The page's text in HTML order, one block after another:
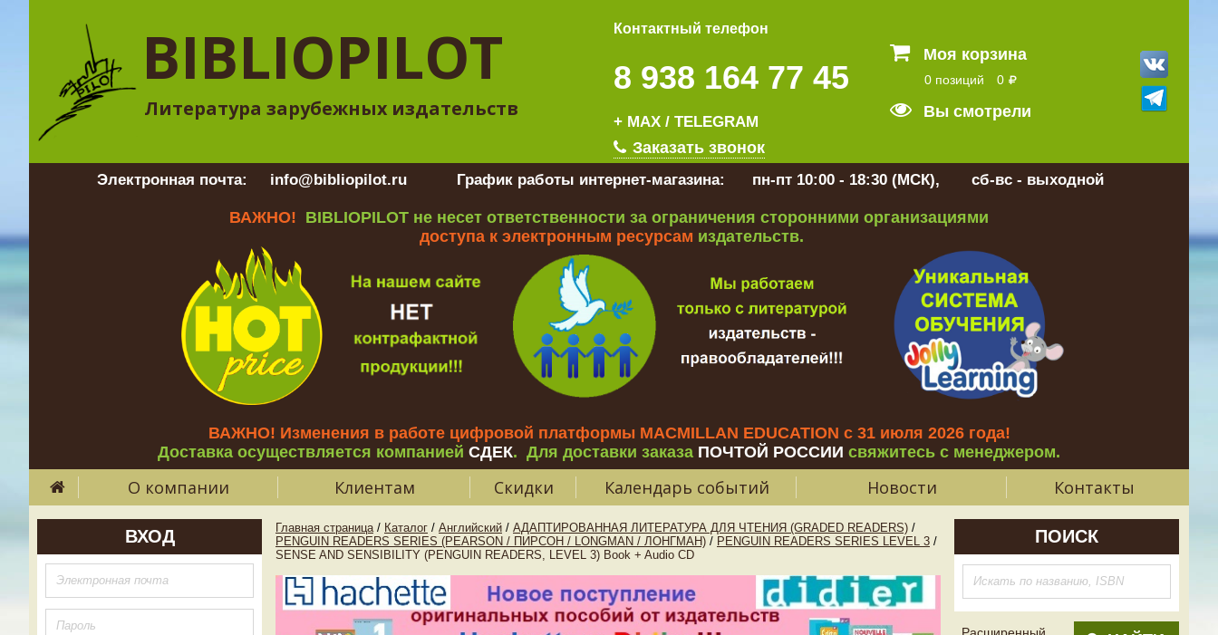
BIBLIOPILOT
Литература зарубежных издательств
Контактный телефон
8 938 164 77 45
+ MAX / TELEGRAM
Заказать звонок
Моя корзина
0 позиций 0
Вы смотрели
Электронная почта: info@bibliopilot.ru График работы интернет-магазина: пн-пт 10:00 - 18:30 (МСК), сб-вс - выходной
ВАЖНО! BIBLIOPILOT не несет ответственности за ограничения сторонними организациями
доступа к электронным ресурсам издательств.
ВАЖНО! Изменения в работе цифровой платформы MACMILLAN EDUCATION с 31 июля 2026 года!
Доставка осуществляется компанией СДЕК. Для доставки заказа ПОЧТОЙ РОССИИ свяжитесь с менеджером.
О компании Клиентам Скидки Календарь событий Новости Контакты
ВХОД Главная страница / Каталог / Английский / АДАПТИРОВАННАЯ ЛИТЕРАТУРА ДЛЯ ЧТЕНИЯ (GRADED READERS) /
PENGUIN READERS SERIES (PEARSON / ПИРСОН / LONGMAN / ЛОНГМАН) / PENGUIN READERS SERIES LEVEL 3 /
SENSE AND SENSIBILITY (PENGUIN READERS, LEVEL 3) Book + Audio CD
ПОИСК